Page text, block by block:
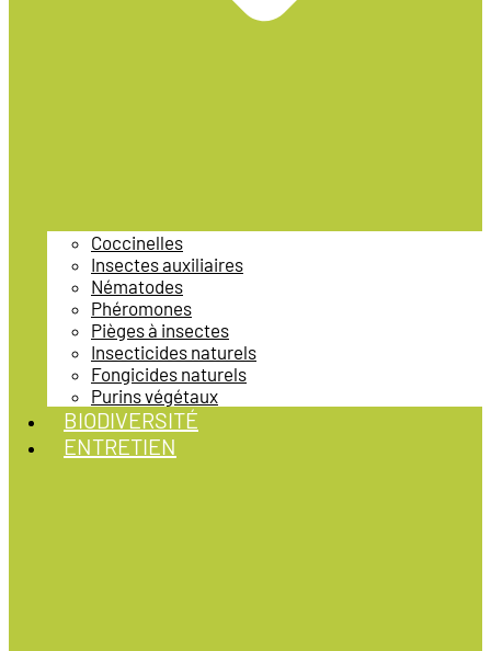
Coccinelles
Insectes auxiliaires
Nématodes
Phéromones
Pièges à insectes
Insecticides naturels
Fongicides naturels
Purins végétaux
BIODIVERSITÉ
ENTRETIEN